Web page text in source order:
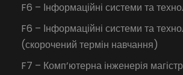
F6 – Інформаційні системи та
F6 – Інформаційні системи та
(скорочений термін навчання)
F7 – Комп’ютерна інженерія магістр